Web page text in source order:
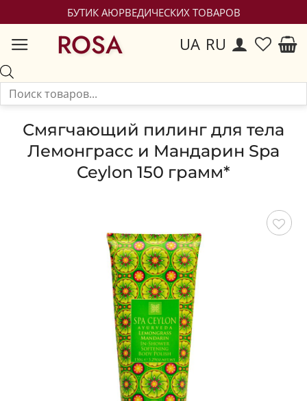
БУТИК АЮРВЕДИЧЕСКИХ ТОВАРОВ
ROSA UA RU
Смягчающий пилинг для тела
Лемонграсс и Мандарин Spa
Ceylon 150 грамм*